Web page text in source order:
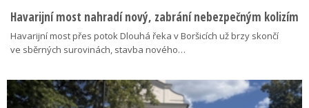
Havarijní most nahradí nový, zabrání nebezpečným kolizím
Havarijní most přes potok Dlouhá řeka v Boršicích už brzy skončí
ve sběrných surovinách, stavba nového…